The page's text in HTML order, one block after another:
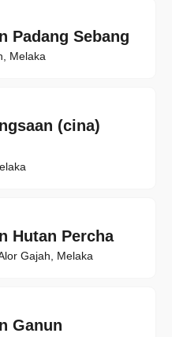
Padang Sebang
Melaka
(cina)
Hutan Percha
Gajah, Melaka
Ganun